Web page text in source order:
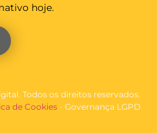
hoje.
Todos os direitos reservados.
de Cookies - Governança LGPD